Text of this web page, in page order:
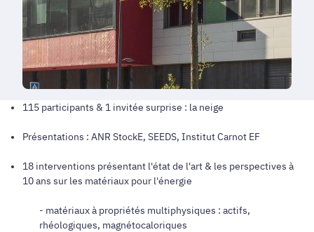
115 participants & 1 invitée surprise : la neige
Présentations : ANR StockE, SEEDS, Institut Carnot EF
18 interventions présentant l'état de l'art & les perspectives à
10 ans sur les matériaux pour l'énergie
- matériaux à propriétés multiphysiques : actifs,
rhéologiques, magnétocaloriques